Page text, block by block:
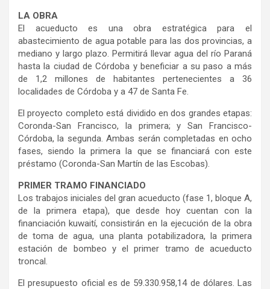
LA OBRA
El acueducto es una obra estratégica para el
abastecimiento de agua potable para las dos provincias, a
mediano y largo plazo. Permitirá llevar agua del río Paraná
hasta la ciudad de Córdoba y beneficiar a su paso a más
de 1,2 millones de habitantes pertenecientes a 36
localidades de Córdoba y a 47 de Santa Fe.
El proyecto completo está dividido en dos grandes etapas:
Coronda-San Francisco, la primera; y San Francisco-
Córdoba, la segunda. Ambas serán completadas en ocho
fases, siendo la primera la que se financiará con este
préstamo (Coronda-San Martín de las Escobas).
PRIMER TRAMO FINANCIADO
Los trabajos iniciales del gran acueducto (fase 1, bloque A,
de la primera etapa), que desde hoy cuentan con la
financiación kuwaití, consistirán en la ejecución de la obra
de toma de agua, una planta potabilizadora, la primera
estación de bombeo y el primer tramo de acueducto
troncal.
El presupuesto oficial es de 59.330.958,14 de dólares. Las